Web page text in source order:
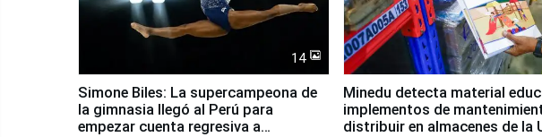
14
Simone Biles: La supercampeona de
la gimnasia llegó al Perú para
empezar cuenta regresiva a
Minedu detecta material
implementos de
distribuir en almacenes de la